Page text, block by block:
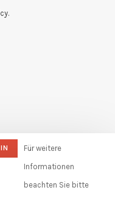
Für weitere
Informationen
beachten Sie bitte